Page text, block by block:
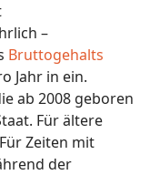
–
Bruttogehalts
Jahr in ein.
ab 2008 geboren
Für ältere
Zeiten mit
der